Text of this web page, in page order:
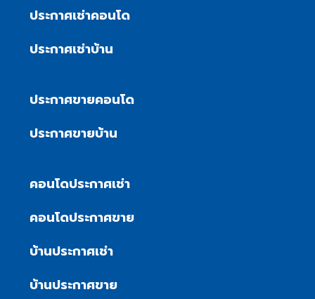
ประกาศเช่าคอนโด
ประกาศเช่าบ้าน
ประกาศขายคอนโด
ประกาศขายบ้าน
คอนโดประกาศเช่า
คอนโดประกาศขาย
บ้านประกาศเช่า
บ้านประกาศขาย